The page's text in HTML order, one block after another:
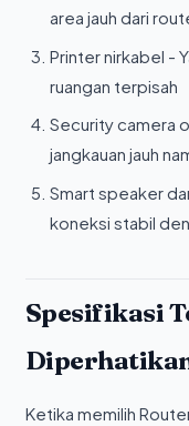
area jauh dari
Printer nirkabel -
ruangan terpisah
Security camera
jangkauan jauh
Smart speaker
koneksi stabil
Spesifikasi
Ketika memilih